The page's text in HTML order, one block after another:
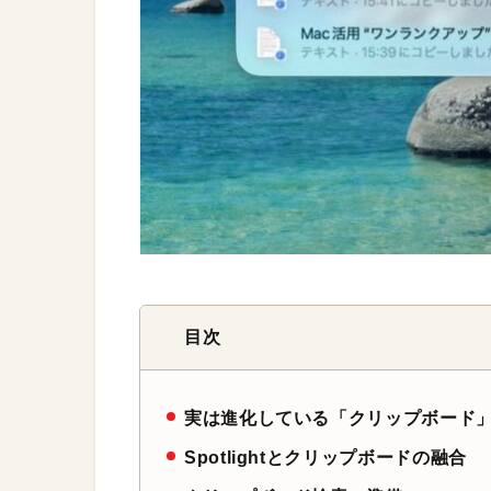
目次
実は進化している「クリップボード
Spotlightとクリップボードの融合